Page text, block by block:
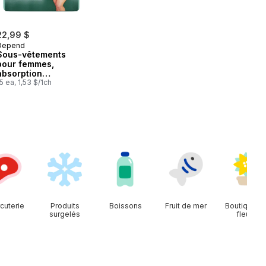
$
vêtements
femmes,
TG
ea, 1,53 $/1ch
Produits
surgelés
Boissons Fruit de mer
Boutique
fleurs